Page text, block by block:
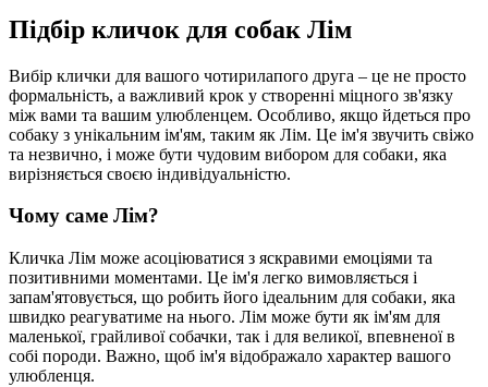
Підбір кличок для собак Лім
Вибір клички для вашого чотирилапого друга – це не просто
формальність, а важливий крок у створенні міцного зв'язку
між вами та вашим улюбленцем. Особливо, якщо йдеться про
собаку з унікальним ім'ям, таким як Лім. Це ім'я звучить свіжо
та незвично, і може бути чудовим вибором для собаки, яка
вирізняється своєю індивідуальністю.
Чому саме Лім?
Кличка Лім може асоціюватися з яскравими емоціями та
позитивними моментами. Це ім'я легко вимовляється і
запам'ятовується, що робить його ідеальним для собаки, яка
швидко реагуватиме на нього. Лім може бути як ім'ям для
маленької, грайливої собачки, так і для великої, впевненої в
собі породи. Важно, щоб ім'я відображало характер вашого
улюбленця.